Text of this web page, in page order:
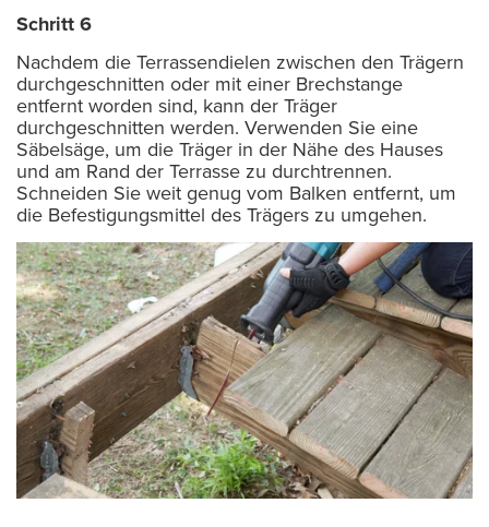
Schritt 6
Nachdem die Terrassendielen zwischen den Trägern
durchgeschnitten oder mit einer Brechstange
entfernt worden sind, kann der Träger
durchgeschnitten werden. Verwenden Sie eine
Säbelsäge, um die Träger in der Nähe des Hauses
und am Rand der Terrasse zu durchtrennen.
Schneiden Sie weit genug vom Balken entfernt, um
die Befestigungsmittel des Trägers zu umgehen.